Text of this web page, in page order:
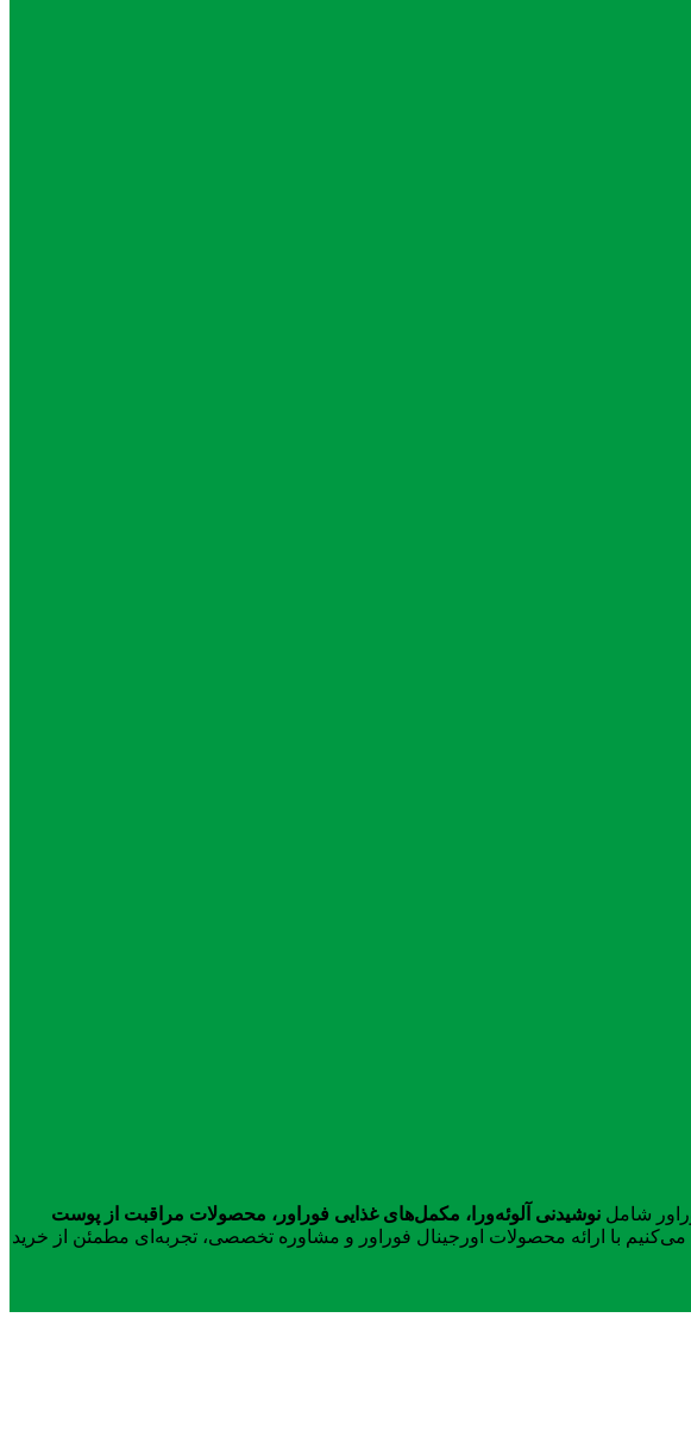
شامل نوشیدنی آلوئه‌ورا، مکمل‌های غذایی فوراور، محصولات مراقبت از پوست
می‌کنیم با ارائه محصولات اورجینال فوراور و مشاوره تخصصی، تجربه‌ای مطمئن از خرید